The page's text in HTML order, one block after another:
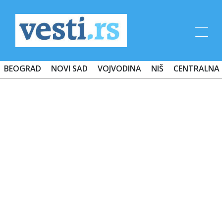
BEOGRAD NOVI SAD VOJVODINA NIŠ CENTRALNA